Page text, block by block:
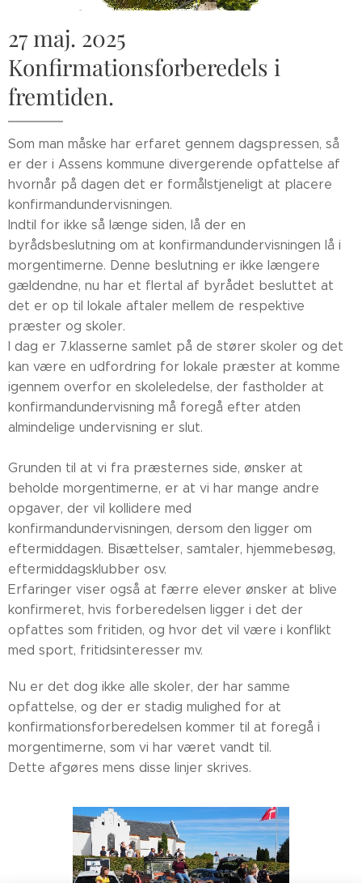
27 maj. 2025
Konfirmationsforberedels i
fremtiden.
Som man måske har erfaret gennem dagspressen, så
er der i Assens kommune divergerende opfattelse af
hvornår på dagen det er formålstjeneligt at placere
konfirmandundervisningen.
Indtil for ikke så længe siden, lå der en
byrådsbeslutning om at konfirmandundervisningen lå i
morgentimerne. Denne beslutning er ikke længere
gældendne, nu har et flertal af byrådet besluttet at
det er op til lokale aftaler mellem de respektive
præster og skoler.
I dag er 7.klasserne samlet på de stører skoler og det
kan være en udfordring for lokale præster at komme
igennem overfor en skoleledelse, der fastholder at
konfirmandundervisning må foregå efter atden
almindelige undervisning er slut.
Grunden til at vi fra præsternes side, ønsker at
beholde morgentimerne, er at vi har mange andre
opgaver, der vil kollidere med
konfirmandundervisningen, dersom den ligger om
eftermiddagen. Bisættelser, samtaler, hjemmebesøg,
eftermiddagsklubber osv.
Erfaringer viser også at færre elever ønsker at blive
konfirmeret, hvis forberedelsen ligger i det der
opfattes som fritiden, og hvor det vil være i konflikt
med sport, fritidsinteresser mv.
Nu er det dog ikke alle skoler, der har samme
opfattelse, og der er stadig mulighed for at
konfirmationsforberedelsen kommer til at foregå i
morgentimerne, som vi har været vandt til.
Dette afgøres mens disse linjer skrives.